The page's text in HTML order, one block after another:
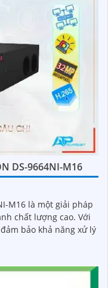
DS-9664NI-M16
M16 là một giải pháp
lượng cao. Với
bảo khả năng xử lý